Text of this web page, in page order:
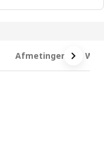
Afmetingen